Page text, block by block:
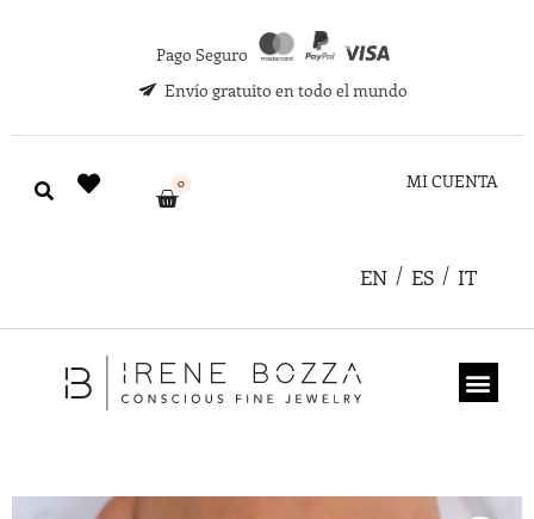
Pago Seguro
Envío gratuito en todo el mundo
0 MI CUENTA
EN ES IT